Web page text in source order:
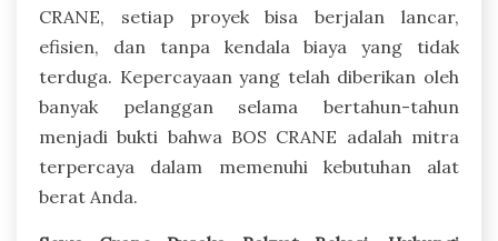
CRANE, setiap proyek bisa berjalan lancar,
efisien, dan tanpa kendala biaya yang tidak
terduga. Kepercayaan yang telah diberikan oleh
banyak pelanggan selama bertahun-tahun
menjadi bukti bahwa BOS CRANE adalah mitra
terpercaya dalam memenuhi kebutuhan alat
berat Anda.